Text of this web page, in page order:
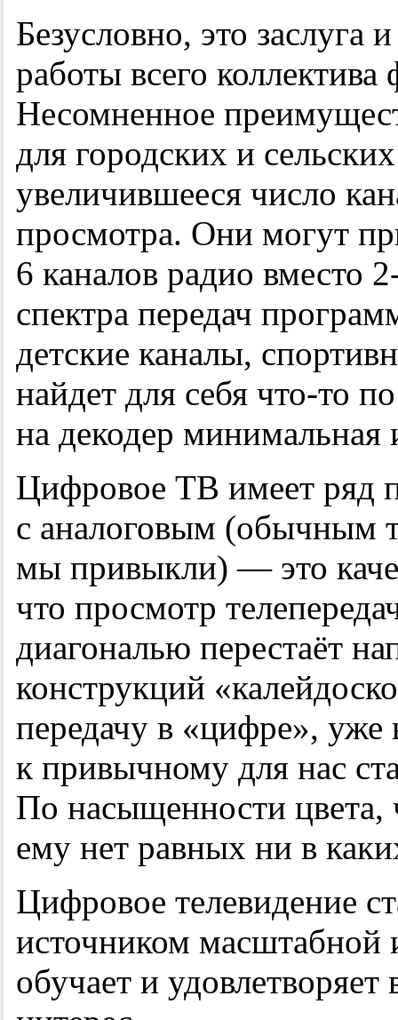
Безусловно, это заслуга
работы всего
Несомненное
для городских и
увеличившееся число
просмотра. Они могут
6 каналов радио вместо
спектра передач
детские каналы,
найдет для себя что-то
на декодер минимальная
Цифровое ТВ имеет ряд
с аналоговым (обычным
мы привыкли) — это
что просмотр
диагональю перестаёт
конструкций
передачу в «цифре», уже
к привычному для нас
По насыщенности цвета,
ему нет равных ни в
Цифровое телевидение
источником масштабной
обучает и